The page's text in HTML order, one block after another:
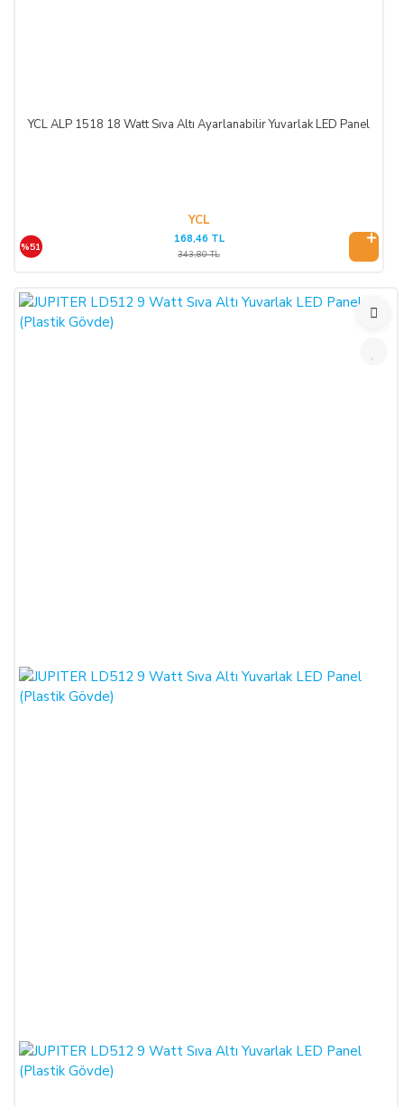
YCL ALP 1518 18 Watt Sıva Altı Ayarlanabilir Yuvarlak LED Panel
YCL
%51
168,46 TL
343,80 TL